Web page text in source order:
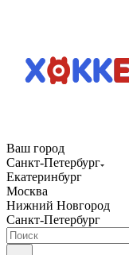
Ваш город
Санкт-Петербург
Екатеринбург
Москва
Нижний Новгород
Санкт-Петербург